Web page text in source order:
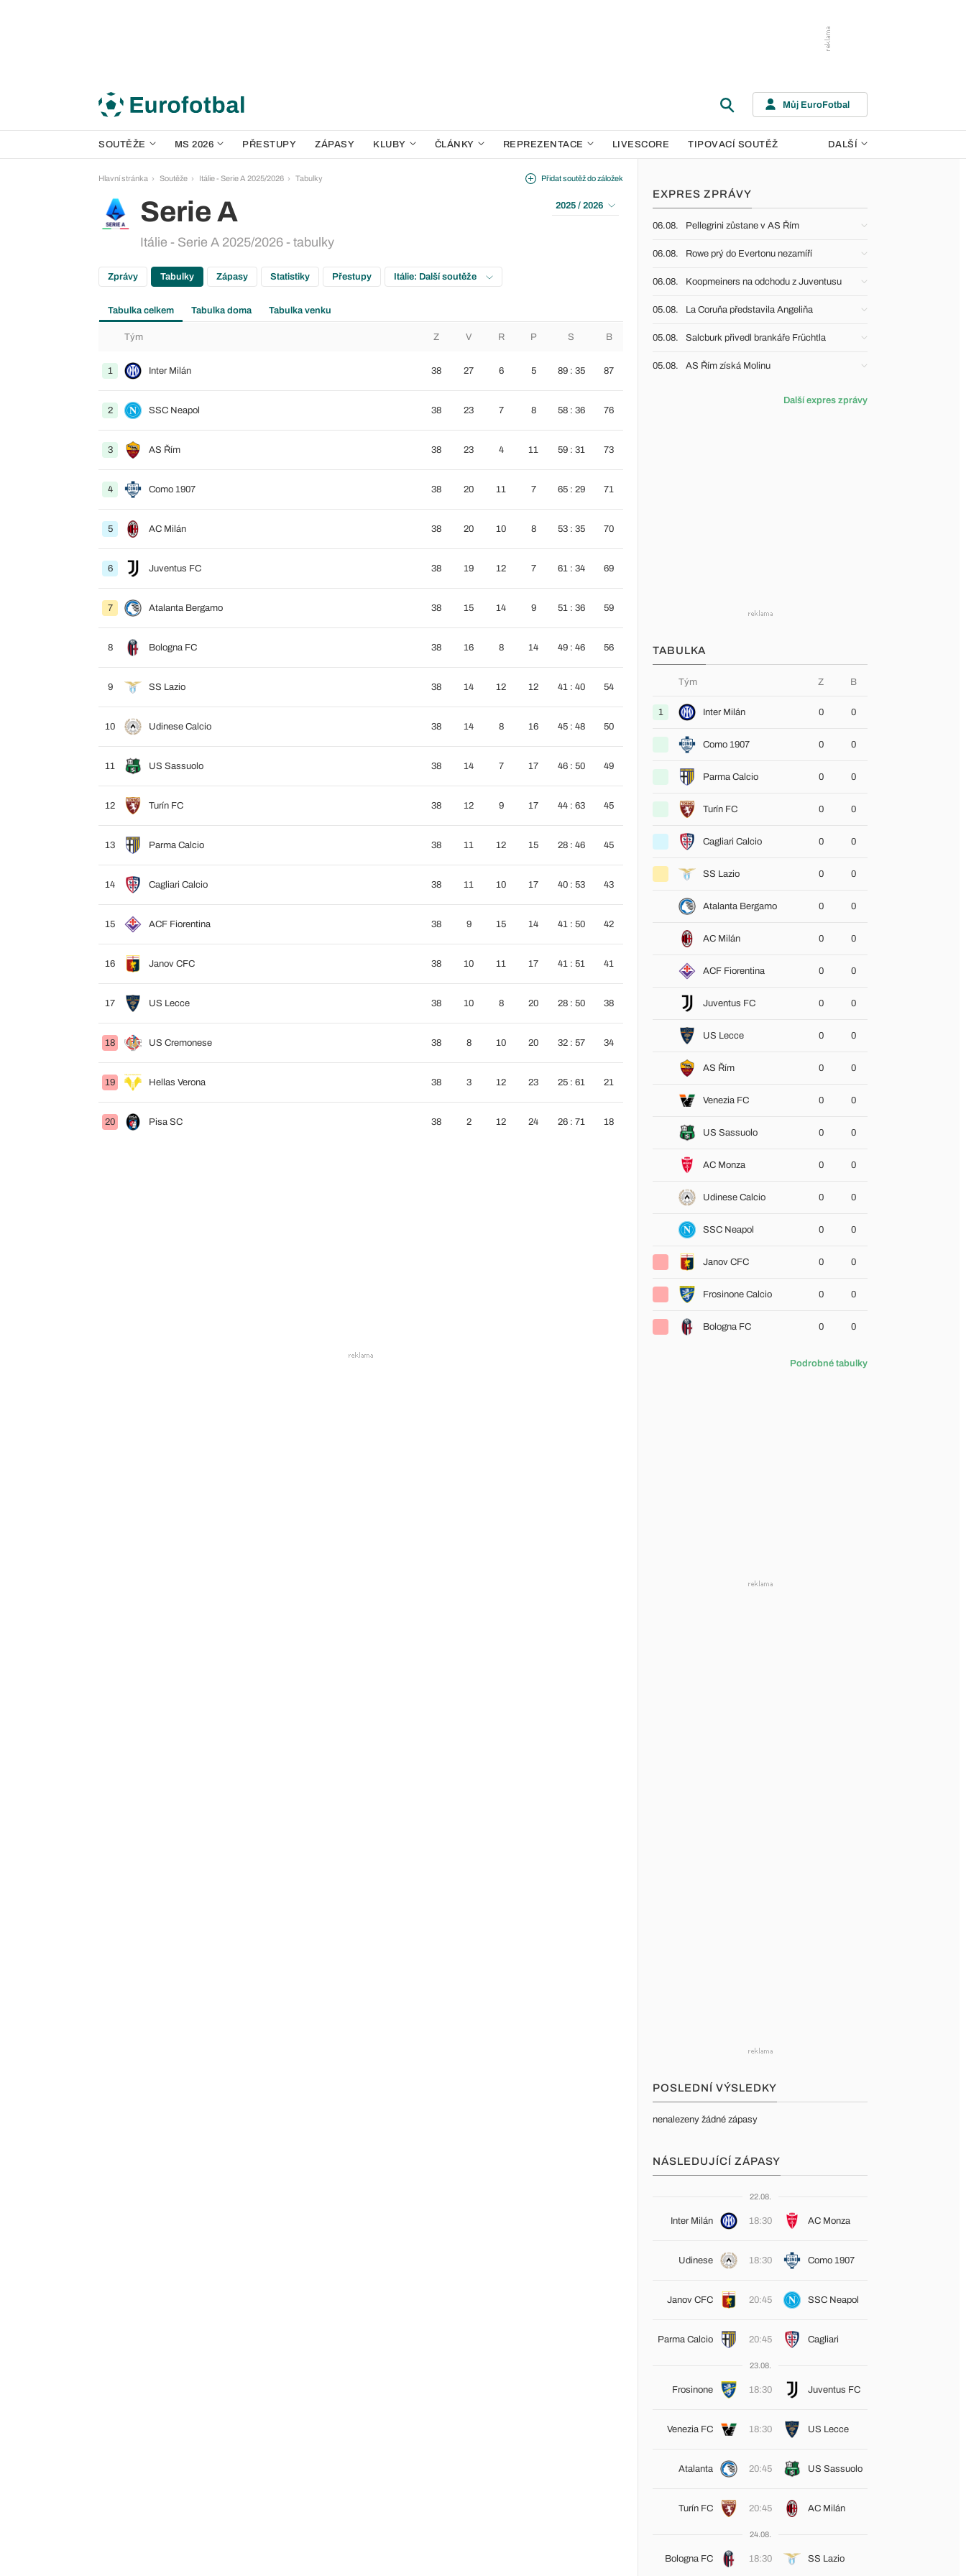
Můj EuroFotbal
SOUTĚŽE MS 2026 PŘESTUPY ZÁPASY KLUBY ČLÁNKY REPREZENTACE LIVESCORE TIPOVACÍ SOUTĚŽ DALŠÍ
Hlavní stránka Soutěže Itálie - Serie A 2025/2026 Tabulky
Serie A
Itálie - Serie A 2025/2026 - tabulky
Přidat soutěž do záložek
2025 / 2026
Zprávy Tabulky Zápasy Statistiky Přestupy Itálie: Další soutěže
Tabulka celkem Tabulka doma Tabulka venku
Tým Z V R P S B
1 Inter Milán 38 27 6 5 89 : 35 87
2 SSC Neapol 38 23 7 8 58 : 36 76
3 AS Řím 38 23 4 11 59 : 31 73
4 Como 1907 38 20 11 7 65 : 29 71
5 AC Milán 38 20 10 8 53 : 35 70
6 Juventus FC 38 19 12 7 61 : 34 69
7 Atalanta Bergamo 38 15 14 9 51 : 36 59
8 Bologna FC 38 16 8 14 49 : 46 56
9 SS Lazio 38 14 12 12 41 : 40 54
10 Udinese Calcio 38 14 8 16 45 : 48 50
11 US Sassuolo 38 14 7 17 46 : 50 49
12 Turín FC 38 12 9 17 44 : 63 45
13 Parma Calcio 38 11 12 15 28 : 46 45
14 Cagliari Calcio 38 11 10 17 40 : 53 43
15 ACF Fiorentina 38 9 15 14 41 : 50 42
16 Janov CFC 38 10 11 17 41 : 51 41
17 US Lecce 38 10 8 20 28 : 50 38
18 US Cremonese 38 8 10 20 32 : 57 34
19 Hellas Verona 38 3 12 23 25 : 61 21
20 Pisa SC 38 2 12 24 26 : 71 18
EXPRES ZPRÁVY
06.08. Pellegrini zůstane v AS Řím
06.08. Rowe prý do Evertonu nezamíří
06.08. Koopmeiners na odchodu z Juventusu
05.08. La Coruňa představila Angeliňa
05.08. Salcburk přivedl brankáře Früchtla
05.08. AS Řím získá Molinu
Další expres zprávy
TABULKA
Tým Z B
1 Inter Milán 0 0
Como 1907 0 0
Parma Calcio 0 0
Turín FC 0 0
Cagliari Calcio 0 0
SS Lazio 0 0
Atalanta Bergamo 0 0
AC Milán 0 0
ACF Fiorentina 0 0
Juventus FC 0 0
US Lecce 0 0
AS Řím 0 0
Venezia FC 0 0
US Sassuolo 0 0
AC Monza 0 0
Udinese Calcio 0 0
SSC Neapol 0 0
Janov CFC 0 0
Frosinone Calcio 0 0
Bologna FC 0 0
Podrobné tabulky
POSLEDNÍ VÝSLEDKY
nenalezeny žádné zápasy
NÁSLEDUJÍCÍ ZÁPASY
22.08.
Inter Milán 18:30 AC Monza
Udinese 18:30 Como 1907
Janov CFC 20:45 SSC Neapol
Parma Calcio 20:45 Cagliari
23.08.
Frosinone 18:30 Juventus FC
Venezia FC 18:30 US Lecce
Atalanta 20:45 US Sassuolo
Turín FC 20:45 AC Milán
24.08.
Bologna FC 18:30 SS Lazio